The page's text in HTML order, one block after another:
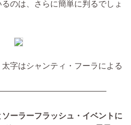
のは、さらに簡単に判るでしょ
字はシャンティ・フーラによる
ソーラーフラッシュ・イベントに